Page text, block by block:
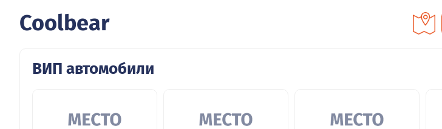
Coolbear
ВИП автомобили